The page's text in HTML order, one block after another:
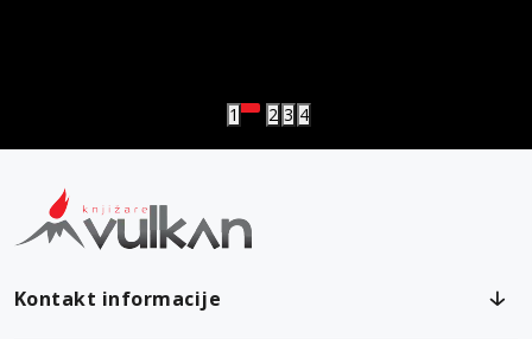
1 2 3 4
Kontakt informacije